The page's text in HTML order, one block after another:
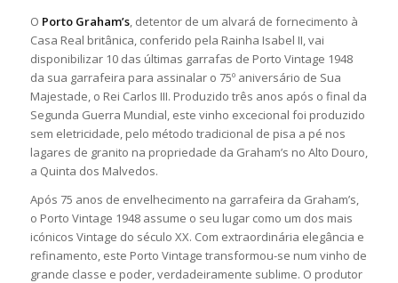
O Porto Graham’s, detentor de um alvará de fornecimento à
Casa Real britânica, conferido pela Rainha Isabel II, vai
disponibilizar 10 das últimas garrafas de Porto Vintage 1948
da sua garrafeira para assinalar o 75º aniversário de Sua
Majestade, o Rei Carlos III. Produzido três anos após o final da
Segunda Guerra Mundial, este vinho excecional foi produzido
sem eletricidade, pelo método tradicional de pisa a pé nos
lagares de granito na propriedade da Graham’s no Alto Douro,
a Quinta dos Malvedos.
Após 75 anos de envelhecimento na garrafeira da Graham’s,
o Porto Vintage 1948 assume o seu lugar como um dos mais
icónicos Vintage do século XX. Com extraordinária elegância e
refinamento, este Porto Vintage transformou-se num vinho de
grande classe e poder, verdadeiramente sublime. O produtor